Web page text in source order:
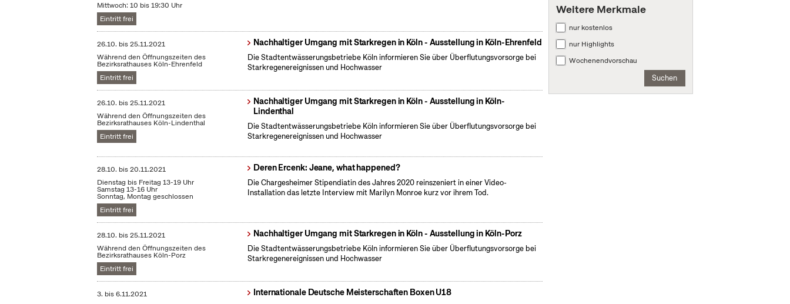
Mittwoch: 10 bis 19:30 Uhr
Eintritt frei
26.10. bis25.11.2021
Während den Öffnungszeiten des
Bezirksrathauses Köln-Ehrenfeld
Eintritt frei
Nachhaltiger Umgang mit Starkregen in Köln - Ausstellung in Köln-Ehrenfeld
Die Stadtentwässerungsbetriebe Köln informieren Sie über Überflutungsvorsorge bei
Starkregenereignissen und Hochwasser
26.10. bis25.11.2021
Während den Öffnungszeiten des
Bezirksrathauses Köln-Lindenthal
Eintritt frei
Nachhaltiger Umgang mit Starkregen in Köln - Ausstellung in Köln-
Lindenthal
Die Stadtentwässerungsbetriebe Köln informieren Sie über Überflutungsvorsorge bei
Starkregenereignissen und Hochwasser
28.10. bis20.11.2021
Dienstag bis Freitag 13-19 Uhr
Samstag 13-16 Uhr
Sonntag, Montag geschlossen
Eintritt frei
Deren Ercenk: Jeane, what happened?
Die Chargesheimer Stipendiatin des Jahres 2020 reinszeniert in einer Video-
Installation das letzte Interview mit Marilyn Monroe kurz vor ihrem Tod.
28.10. bis25.11.2021
Während den Öffnungszeiten des
Bezirksrathauses Köln-Porz
Eintritt frei
Nachhaltiger Umgang mit Starkregen in Köln - Ausstellung in Köln-Porz
Die Stadtentwässerungsbetriebe Köln informieren Sie über Überflutungsvorsorge bei
Starkregenereignissen und Hochwasser
3. bis6.11.2021
Internationale Deutsche Meisterschaften Boxen U18
Weitere Merkmale
nur kostenlos
nur Highlights
Wochenendvorschau
Suchen